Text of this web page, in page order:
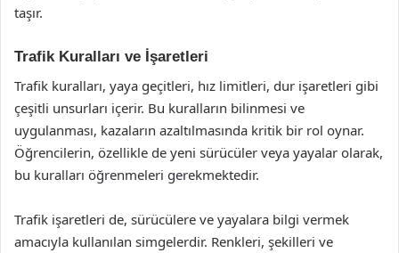
taşır.
Trafik Kuralları ve İşaretleri
Trafik kuralları, yaya geçitleri, hız limitleri, dur işaretleri gibi
çeşitli unsurları içerir. Bu kuralların bilinmesi ve
uygulanması, kazaların azaltılmasında kritik bir rol oynar.
Öğrencilerin, özellikle de yeni sürücüler veya yayalar olarak,
bu kuralları öğrenmeleri gerekmektedir.
Trafik işaretleri de, sürücülere ve yayalara bilgi vermek
amacıyla kullanılan simgelerdir. Renkleri, şekilleri ve